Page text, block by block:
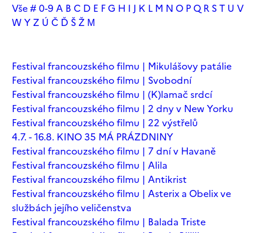
Vše# 0-9 A B C D E FG H I J K L M N O PQ R ST U V
W YZ Ú Č Ď ŠŽ М
Festival francouzského filmu | Mikulášovy patálie
Festival francouzského filmu | Svobodní
Festival francouzského filmu | (K)lamač srdcí
Festival francouzského filmu | 2 dny v New Yorku
Festival francouzského filmu | 22 výstřelů
4.7. - 16.8. KINO 35 MÁ PRÁZDNINY
Festival francouzského filmu | 7 dní v Havaně
Festival francouzského filmu | Alila
Festival francouzského filmu | Antikrist
Festival francouzského filmu | Asterix a Obelix ve
službách jejího veličenstva
Festival francouzského filmu | Balada Triste